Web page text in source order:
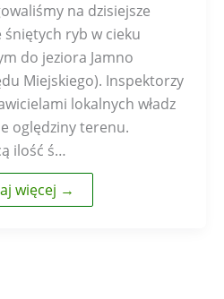
na dzisiejsze
śniętych ryb w cieku
do jeziora Jamno
Miejskiego). Inspektorzy
lokalnych władz
oględziny terenu.
ilość ś…
więcej →